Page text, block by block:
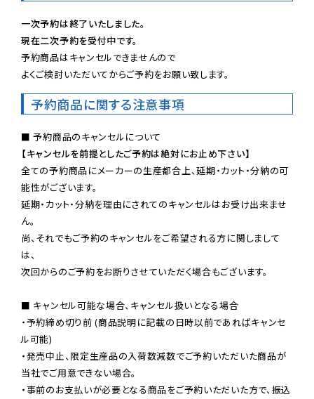
一次予約は終了いたしました。
現在二次予約を受付中です。
予約商品はキャンセルできませんので
よくご検討いただいてからご予約をお願い致します。
予約商品に関する注意事項
【キャンセルを前提としたご予約は絶対にお止め下さい】
全ての予約商品にメーカーの生産都合上、延期・カット・分納の可
能性がございます。
延期・カット・分納を理由にされてのキャンセルはお受け出来ませ
ん。
尚、それでもご予約のキャンセルをご希望される方に関しまして
は、
次回からのご予約をお断りさせていただく場合もございます。
■ キャンセル可能な場合、キャンセル扱いとなる場合
・予約締め切り前 (商品説明に記載の日時以前であればキャンセ
ル可能)
・発売中止、限定生産品の入荷数減数でご予約いただいた商品が
当社でご用意できない場合。
・事前のお支払いが必要となる商品をご予約いただいた方で、振込